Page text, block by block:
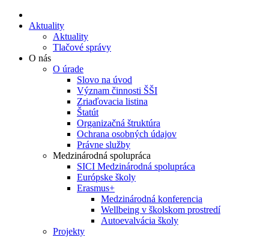
Aktuality
Aktuality
Tlačové správy
O nás
O úrade
Slovo na úvod
Význam činnosti ŠŠI
Zriaďovacia listina
Štatút
Organizačná štruktúra
Ochrana osobných údajov
Právne služby
Medzinárodná spolupráca
SICI Medzinárodná spolupráca
Európske školy
Erasmus+
Medzinárodná konferencia
Wellbeing v školskom prostredí
Autoevalvácia školy
Projekty